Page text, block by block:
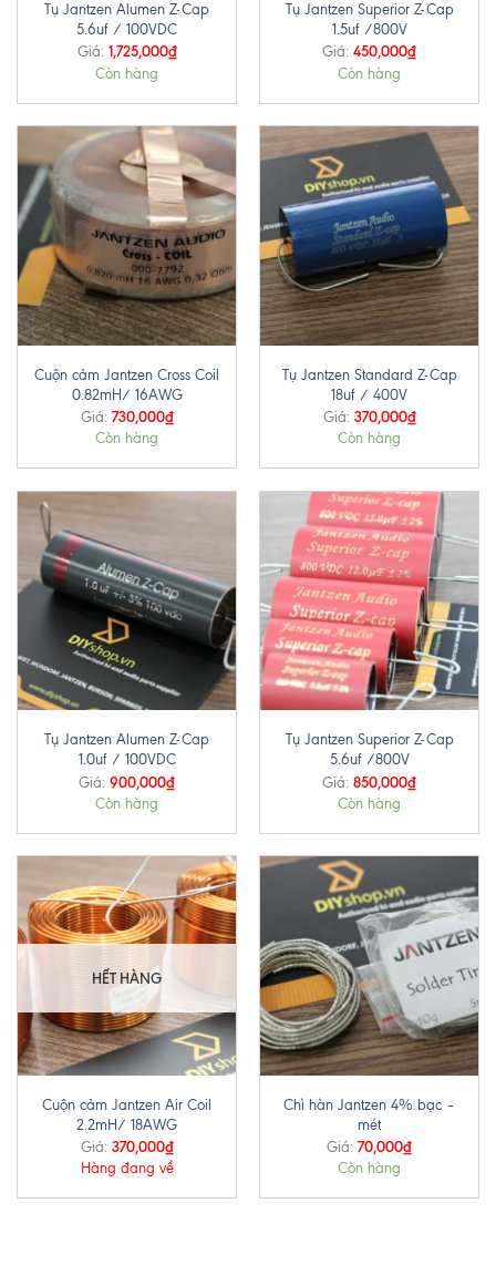
Tụ Jantzen Alumen Z-Cap
5.6uf / 100VDC
Giá: 1,725,000₫
Còn hàng
Tụ Jantzen Superior Z-Cap
1.5uf /800V
Giá: 450,000₫
Còn hàng
Cuộn cảm Jantzen Cross Coil
0.82mH/ 16AWG
Giá: 730,000₫
Còn hàng
Tụ Jantzen Standard Z-Cap
18uf / 400V
Giá: 370,000₫
Còn hàng
Tụ Jantzen Alumen Z-Cap
1.0uf / 100VDC
Giá: 900,000₫
Còn hàng
Tụ Jantzen Superior Z-Cap
5.6uf /800V
Giá: 850,000₫
Còn hàng
HẾT HÀNG
Cuộn cảm Jantzen Air Coil
2.2mH/ 18AWG
Giá: 370,000₫
Hàng đang về
Chì hàn Jantzen 4% bạc –
mét
Giá: 70,000₫
Còn hàng